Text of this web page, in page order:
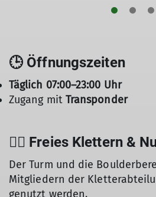
🕒 Öffnungszeiten
Täglich 07:00–23:00 Uhr
Zugang mit Transponder
🧗‍♂️ Freies Klettern &
Der Turm und die
Mitgliedern der
genutzt werden.